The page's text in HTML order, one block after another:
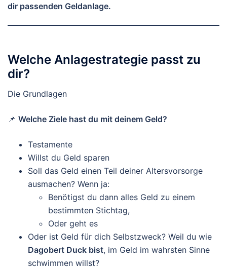
dir passenden Geldanlage.
Welche Anlagestrategie passt zu
dir?
Die Grundlagen
📌 Welche Ziele hast du mit deinem Geld?
Testamente
Willst du Geld sparen
Soll das Geld einen Teil deiner Altersvorsorge
ausmachen? Wenn ja:
Benötigst du dann alles Geld zu einem
bestimmten Stichtag,
Oder geht es
Oder ist Geld für dich Selbstzweck? Weil du wie
Dagobert Duck bist, im Geld im wahrsten Sinne
schwimmen willst?